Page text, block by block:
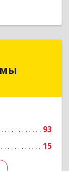
93
15
Подробнее